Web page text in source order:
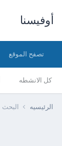
أوفيسنا
تصفح الموقع
كل الانشطه
الرئيسيه البحث